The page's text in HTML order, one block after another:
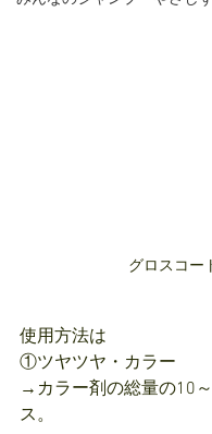
グロスコー
使用方法は
①ツヤツヤ・カラー
→カラー剤の総量の10
ス。